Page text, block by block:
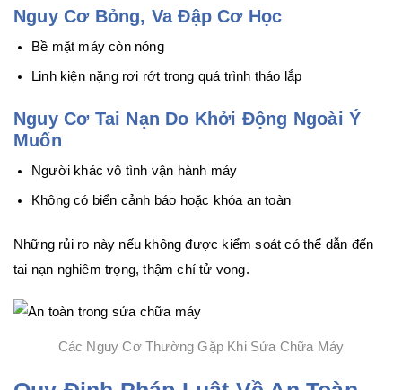
Nguy Cơ Bỏng, Va Đập Cơ Học
Bề mặt máy còn nóng
Linh kiện nặng rơi rớt trong quá trình tháo lắp
Nguy Cơ Tai Nạn Do Khởi Động Ngoài Ý
Muốn
Người khác vô tình vận hành máy
Không có biển cảnh báo hoặc khóa an toàn
Những rủi ro này nếu không được kiểm soát có thể dẫn đến
tai nạn nghiêm trọng, thậm chí tử vong.
Các Nguy Cơ Thường Gặp Khi Sửa Chữa Máy